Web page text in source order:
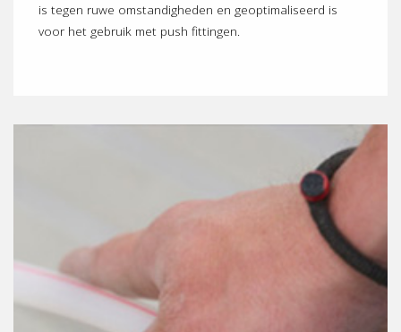
is tegen ruwe omstandigheden en geoptimaliseerd is
voor het gebruik met push fittingen.